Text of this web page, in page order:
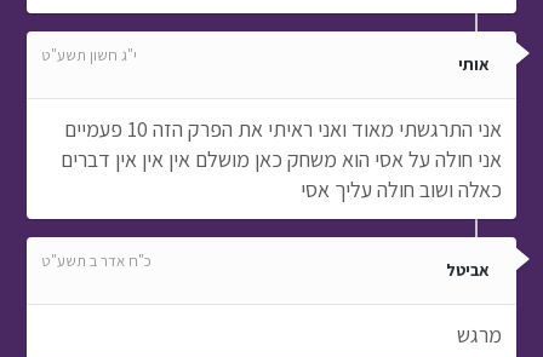
אותי י"ג חשון תשע"ט
אני התרגשתי מאוד ואני ראיתי את הפרק הזה 10 פעמיים
אני חולה על אסי הוא משחק כאן מושלם אין אין אין דברים
כאלה ושוב חולה עליך אסי
אביטל כ"ח אדר ב תשע"ט
מרגש